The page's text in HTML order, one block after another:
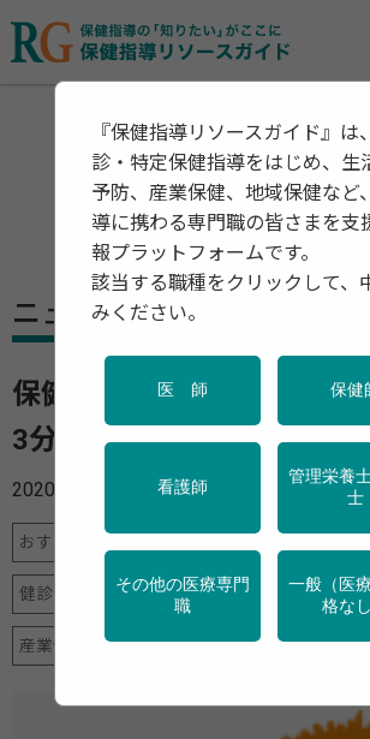
ニュース
保健指導の情報提供に大活
3分間ラーニング」を
2020年05月26日
おすすめニュース
健診・検診 地域保健 学校保健 栄養
産業保健 禁煙 運動
『保健指導リソースガイド』は
診・特定保健指導をはじめ、生
予防、産業保健、地域保健など
導に携わる専門職の皆さまを支
報プラットフォームです。
該当する職種をクリックして、
みください。
医 師 保健
看護師
管理栄養
士
その他の医療専門
職
一般（医
格なし